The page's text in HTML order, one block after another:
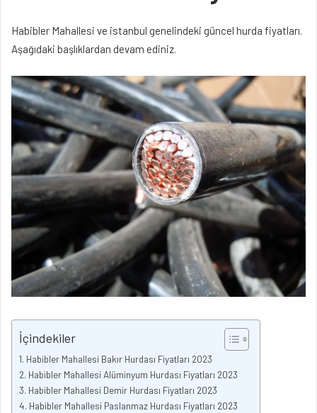
Habibler Mahallesi ve istanbul genelindeki güncel hurda fiyatları.
Aşağıdaki başlıklardan devam ediniz.
İçindekiler
Habibler Mahallesi Bakır Hurdası Fiyatları 2023
Habibler Mahallesi Alüminyum Hurdası Fiyatları 2023
Habibler Mahallesi Demir Hurdası Fiyatları 2023
Habibler Mahallesi Paslanmaz Hurdası Fiyatları 2023